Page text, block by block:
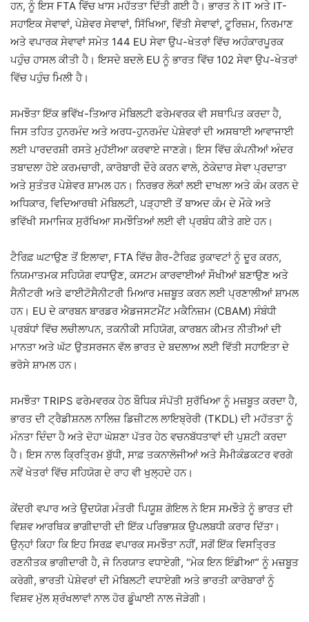
ਹਨ, ਨੂੰ ਇਸ FTA ਵਿੱਚ ਖਾਸ ਮਹੱਤਤਾ ਦਿੱਤੀ ਗਈ ਹੈ। ਭਾਰਤ ਨੇ IT ਅਤੇ IT-
ਸਹਾਇਕ ਸੇਵਾਵਾਂ, ਪੇਸ਼ੇਵਰ ਸੇਵਾਵਾਂ, ਸਿੱਖਿਆ, ਵਿੱਤੀ ਸੇਵਾਵਾਂ, ਟੂਰਿਜ਼ਮ, ਨਿਰਮਾਣ
ਅਤੇ ਵਪਾਰਕ ਸੇਵਾਵਾਂ ਸਮੇਤ 144 EU ਸੇਵਾ ਉਪ-ਖੇਤਰਾਂ ਵਿੱਚ ਅਹੰਕਾਰਪੂਰਕ
ਪਹੁੰਚ ਹਾਸਲ ਕੀਤੀ ਹੈ। ਇਸਦੇ ਬਦਲੇ EU ਨੂੰ ਭਾਰਤ ਵਿੱਚ 102 ਸੇਵਾ ਉਪ-ਖੇਤਰਾਂ
ਵਿੱਚ ਪਹੁੰਚ ਮਿਲੀ ਹੈ।
ਸਮਝੌਤਾ ਇੱਕ ਭਵਿੱਖ-ਤਿਆਰ ਮੋਬਿਲਟੀ ਫਰੇਮਵਰਕ ਵੀ ਸਥਾਪਿਤ ਕਰਦਾ ਹੈ,
ਜਿਸ ਤਹਿਤ ਹੁਨਰਮੰਦ ਅਤੇ ਅਰਧ-ਹੁਨਰਮੰਦ ਪੇਸ਼ੇਵਰਾਂ ਦੀ ਅਸਥਾਈ ਆਵਾਜਾਈ
ਲਈ ਪਾਰਦਰਸ਼ੀ ਰਸਤੇ ਮੁਹੱਈਆ ਕਰਵਾਏ ਜਾਣਗੇ। ਇਸ ਵਿੱਚ ਕੰਪਨੀਆਂ ਅੰਦਰ
ਤਬਾਦਲਾ ਹੋਏ ਕਰਮਚਾਰੀ, ਕਾਰੋਬਾਰੀ ਦੌਰੇ ਕਰਨ ਵਾਲੇ, ਠੇਕੇਦਾਰ ਸੇਵਾ ਪ੍ਰਦਾਤਾ
ਅਤੇ ਸੁਤੰਤਰ ਪੇਸ਼ੇਵਰ ਸ਼ਾਮਲ ਹਨ। ਨਿਰਭਰ ਲੋਕਾਂ ਲਈ ਦਾਖਲਾ ਅਤੇ ਕੰਮ ਕਰਨ ਦੇ
ਅਧਿਕਾਰ, ਵਿਦਿਆਰਥੀ ਮੋਬਿਲਟੀ, ਪੜ੍ਹਾਈ ਤੋਂ ਬਾਅਦ ਕੰਮ ਦੇ ਮੌਕੇ ਅਤੇ
ਭਵਿੱਖੀ ਸਮਾਜਿਕ ਸੁਰੱਖਿਆ ਸਮਝੌਤਿਆਂ ਲਈ ਵੀ ਪ੍ਰਬੰਧ ਕੀਤੇ ਗਏ ਹਨ।
ਟੈਰਿਫ਼ ਘਟਾਉਣ ਤੋਂ ਇਲਾਵਾ, FTA ਵਿੱਚ ਗੈਰ-ਟੈਰਿਫ਼ ਰੁਕਾਵਟਾਂ ਨੂੰ ਦੂਰ ਕਰਨ,
ਨਿਯਮਾਤਮਕ ਸਹਿਯੋਗ ਵਧਾਉਣ, ਕਸਟਮ ਕਾਰਵਾਈਆਂ ਸੌਖੀਆਂ ਬਣਾਉਣ ਅਤੇ
ਸੈਨੀਟਰੀ ਅਤੇ ਫਾਈਟੋਸੈਨੀਟਰੀ ਮਿਆਰ ਮਜ਼ਬੂਤ ਕਰਨ ਲਈ ਪ੍ਰਣਾਲੀਆਂ ਸ਼ਾਮਲ
ਹਨ। EU ਦੇ ਕਾਰਬਨ ਬਾਰਡਰ ਐਡਜਸਟਮੈਂਟ ਮਕੈਨਿਜ਼ਮ (CBAM) ਸੰਬੰਧੀ
ਪ੍ਰਬੰਧਾਂ ਵਿੱਚ ਲਚੀਲਾਪਨ, ਤਕਨੀਕੀ ਸਹਿਯੋਗ, ਕਾਰਬਨ ਕੀਮਤ ਨੀਤੀਆਂ ਦੀ
ਮਾਨਤਾ ਅਤੇ ਘੱਟ ਉਤਸਰਜਨ ਵੱਲ ਭਾਰਤ ਦੇ ਬਦਲਾਅ ਲਈ ਵਿੱਤੀ ਸਹਾਇਤਾ ਦੇ
ਭਰੋਸੇ ਸ਼ਾਮਲ ਹਨ।
ਸਮਝੌਤਾ TRIPS ਫਰੇਮਵਰਕ ਹੇਠ ਬੌਧਿਕ ਸੰਪੱਤੀ ਸੁਰੱਖਿਆ ਨੂੰ ਮਜ਼ਬੂਤ ਕਰਦਾ ਹੈ,
ਭਾਰਤ ਦੀ ਟ੍ਰੈਡੀਸ਼ਨਲ ਨਾਲਿਜ਼ ਡਿਜ਼ੀਟਲ ਲਾਇਬ੍ਰੇਰੀ (TKDL) ਦੀ ਮਹੱਤਤਾ ਨੂੰ
ਮੰਨਤਾ ਦਿੰਦਾ ਹੈ ਅਤੇ ਦੋਹਾ ਘੋਸ਼ਣਾ ਪੱਤਰ ਹੇਠ ਵਚਨਬੱਧਤਾਵਾਂ ਦੀ ਪੁਸ਼ਟੀ ਕਰਦਾ
ਹੈ। ਇਸ ਨਾਲ ਕ੍ਰਿਤ੍ਰਿਮ ਬੁੱਧੀ, ਸਾਫ਼ ਤਕਨਾਲੋਜੀਆਂ ਅਤੇ ਸੈਮੀਕੰਡਕਟਰ ਵਰਗੇ
ਨਵੇਂ ਖੇਤਰਾਂ ਵਿੱਚ ਸਹਿਯੋਗ ਦੇ ਰਾਹ ਵੀ ਖੁਲ੍ਹਦੇ ਹਨ।
ਕੇਂਦਰੀ ਵਪਾਰ ਅਤੇ ਉਦਯੋਗ ਮੰਤਰੀ ਪਿਯੂਸ਼ ਗੋਇਲ ਨੇ ਇਸ ਸਮਝੌਤੇ ਨੂੰ ਭਾਰਤ ਦੀ
ਵਿਸ਼ਵ ਆਰਥਿਕ ਭਾਗੀਦਾਰੀ ਦੀ ਇੱਕ ਪਰਿਭਾਸ਼ਕ ਉਪਲਬਧੀ ਕਰਾਰ ਦਿੱਤਾ।
ਉਨ੍ਹਾਂ ਕਿਹਾ ਕਿ ਇਹ ਸਿਰਫ਼ ਵਪਾਰਕ ਸਮਝੌਤਾ ਨਹੀਂ, ਸਗੋਂ ਇੱਕ ਵਿਸਤ੍ਰਿਤ
ਰਣਨੀਤਕ ਭਾਗੀਦਾਰੀ ਹੈ, ਜੋ ਨਿਰਯਾਤ ਵਧਾਏਗੀ, “ਮੇਕ ਇਨ ਇੰਡੀਆ” ਨੂੰ ਮਜ਼ਬੂਤ
ਕਰੇਗੀ, ਭਾਰਤੀ ਪੇਸ਼ੇਵਰਾਂ ਦੀ ਮੋਬਿਲਟੀ ਵਧਾਏਗੀ ਅਤੇ ਭਾਰਤੀ ਕਾਰੋਬਾਰਾਂ ਨੂੰ
ਵਿਸ਼ਵ ਮੁੱਲ ਸ਼੍ਰੰਖਲਾਵਾਂ ਨਾਲ ਹੋਰ ਡੂੰਘਾਈ ਨਾਲ ਜੋੜੇਗੀ।